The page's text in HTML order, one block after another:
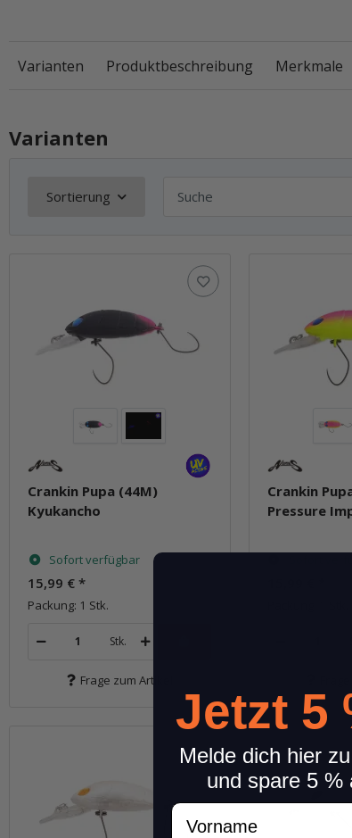
Varianten Produktbeschreibung Merkmale
Varianten
Sortierung
Crankin Pupa (44M)
Kyukancho
Sofort verfügbar
15,99 € *
Packung: 1 Stk.
Stk.
Frage zum Artikel
Crankin
Pressure
Jetzt 5
Melde dich hier
und spare 5 %
Vorname